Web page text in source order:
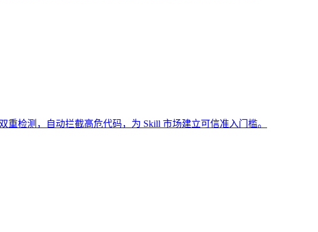
检测，自动拦截高危代码，为 Skill 市场建立可信准入门槛。